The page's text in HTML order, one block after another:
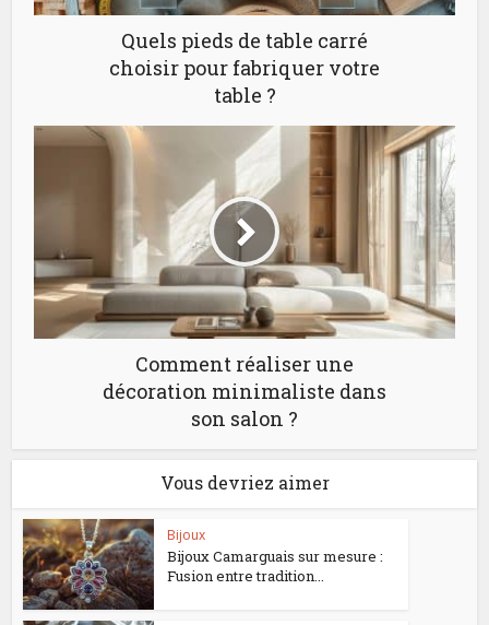
Quels pieds de table carré
choisir pour fabriquer votre
table ?
Comment réaliser une
décoration minimaliste dans
son salon ?
Vous devriez aimer
Bijoux
Bijoux Camarguais sur mesure :
Fusion entre tradition...